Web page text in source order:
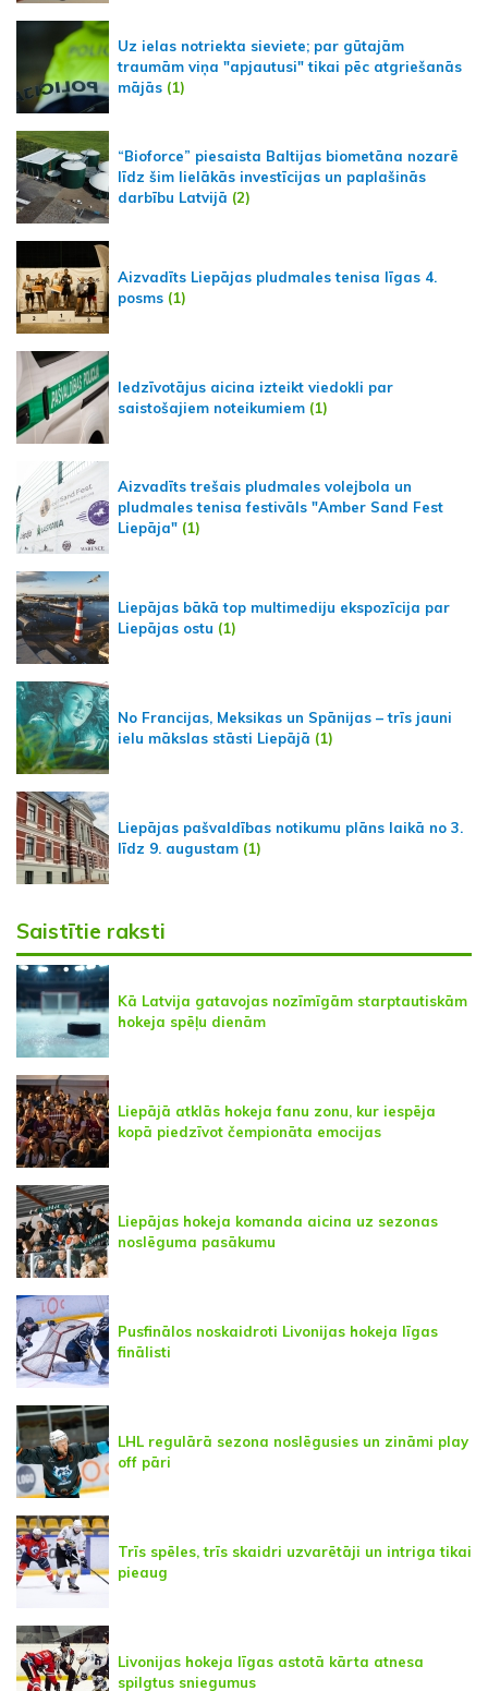
Uz ielas notriekta sieviete; par gūtajām
traumām viņa "apjautusi" tikai pēc atgriešanās
mājās (1)
“Bioforce” piesaista Baltijas biometāna nozarē
līdz šim lielākās investīcijas un paplašinās
darbību Latvijā (2)
Aizvadīts Liepājas pludmales tenisa līgas 4.
posms (1)
Iedzīvotājus aicina izteikt viedokli par
saistošajiem noteikumiem (1)
Aizvadīts trešais pludmales volejbola un
pludmales tenisa festivāls "Amber Sand Fest
Liepāja" (1)
Liepājas bākā top multimediju ekspozīcija par
Liepājas ostu (1)
No Francijas, Meksikas un Spānijas – trīs jauni
ielu mākslas stāsti Liepājā (1)
Liepājas pašvaldības notikumu plāns laikā no 3.
līdz 9. augustam (1)
Saistītie raksti
Kā Latvija gatavojas nozīmīgām starptautiskām
hokeja spēļu dienām
Liepājā atklās hokeja fanu zonu, kur iespēja
kopā piedzīvot čempionāta emocijas
Liepājas hokeja komanda aicina uz sezonas
noslēguma pasākumu
Pusfinālos noskaidroti Livonijas hokeja līgas
finālisti
LHL regulārā sezona noslēgusies un zināmi play
off pāri
Trīs spēles, trīs skaidri uzvarētāji un intriga tikai
pieaug
Livonijas hokeja līgas astotā kārta atnesa
spilgtus sniegumus